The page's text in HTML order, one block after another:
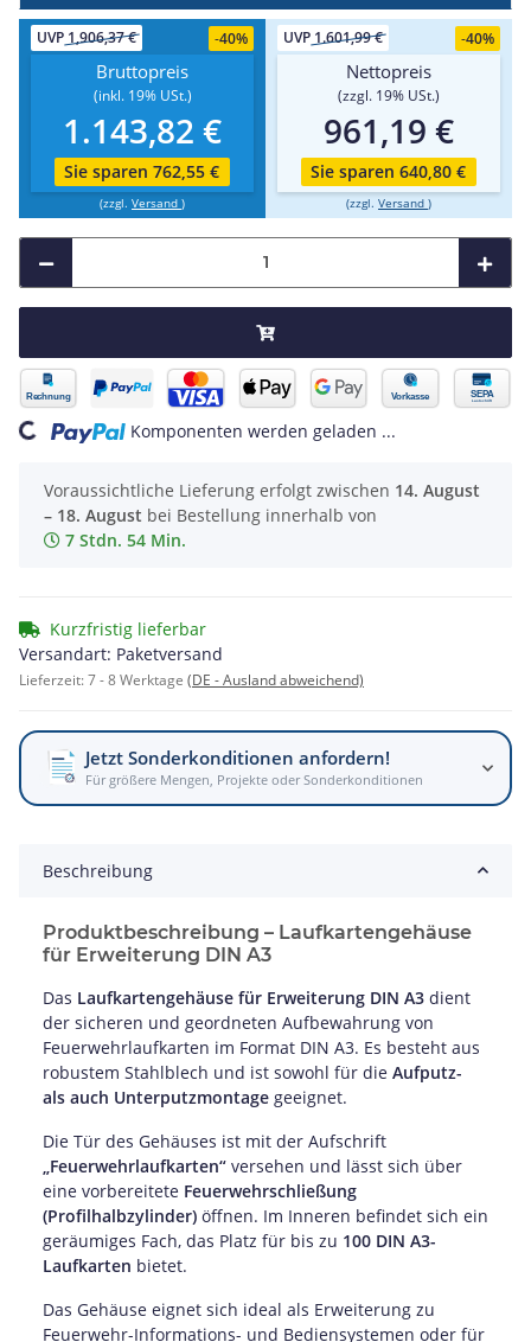
UVP 1,906,37 € -40%
Bruttopreis
(inkl. 19% USt.)
1.143,82 €
Sie sparen 762,55 €
(zzgl. Versand )
UVP 1.601,99 € -40%
Nettopreis
(zzgl. 19% USt.)
961,19 €
Sie sparen 640,80 €
(zzgl. Versand )
Komponenten werden geladen ...
Voraussichtliche Lieferung erfolgt zwischen 14. August
– 18. August bei Bestellung innerhalb von
7 Stdn. 54 Min.
Kurzfristig lieferbar
Versandart: Paketversand
Lieferzeit:7 - 8 Werktage (DE - Ausland abweichend)
Jetzt Sonderkonditionen anfordern!
Für größere Mengen, Projekte oder Sonderkonditionen
Beschreibung
Produktbeschreibung – Laufkartengehäuse
für Erweiterung DIN A3
Das Laufkartengehäuse für Erweiterung DIN A3 dient
der sicheren und geordneten Aufbewahrung von
Feuerwehrlaufkarten im Format DIN A3. Es besteht aus
robustem Stahlblech und ist sowohl für die Aufputz-
als auch Unterputzmontage geeignet.
Die Tür des Gehäuses ist mit der Aufschrift
„Feuerwehrlaufkarten“ versehen und lässt sich über
eine vorbereitete Feuerwehrschließung
(Profilhalbzylinder) öffnen. Im Inneren befindet sich ein
geräumiges Fach, das Platz für bis zu 100 DIN A3-
Laufkarten bietet.
Das Gehäuse eignet sich ideal als Erweiterung zu
Feuerwehr-Informations- und Bediensystemen oder für